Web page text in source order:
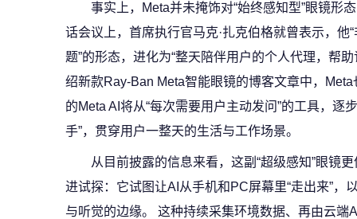
事实上，Meta并未掩饰对“始终感知型”眼镜形
话会议上，首席执行官马克·扎克伯格就曾表示，他
题”的形态，进化为“整天陪伴用户的个人代理，帮
绍新款Ray-Ban Meta智能眼镜的博客文章中，
的Meta AI将从“每次需要用户主动发问”的工具，逐
手”，贯穿用户一整天的生活与工作场景。
从目前披露的信息来看，这副“超级感知”眼镜
进试探：它试图让AI从手机和PC屏幕里“走出来”，
与听觉的边缘。 这种持续采集环境数据、再由云端